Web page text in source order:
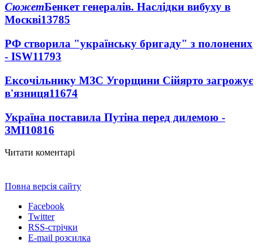
СюжетБенкет генералів. Наслідки вибуху в
Москві13785
РФ створила "українську бригаду" з полонених
- ISW11793
Ексочільнику МЗС Угорщини Сійярто загрожує
в'язниця11674
Україна поставила Путіна перед дилемою -
ЗМІ10816
Читати коментарі
Повна версія сайту
Facebook
Twitter
RSS-стрічки
E-mail розсилка